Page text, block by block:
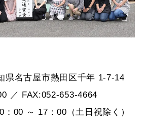
名古屋市熱田区千年 1-7-14
／ FAX:052-653-4664
00 ～ 17：00（土日祝除く）